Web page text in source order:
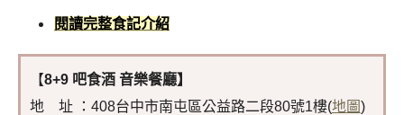
閱讀完整食記介紹
【8+9 吧食酒 音樂餐廳】
地 址 ：408台中市南屯區公益路二段80號1樓(地圖)